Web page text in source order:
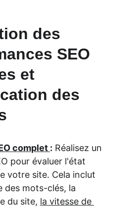
des
SEO
et
des
complet : Réalisez un
pour évaluer l'état
votre site. Cela inclut
des mots-clés, la
du site, la vitesse de